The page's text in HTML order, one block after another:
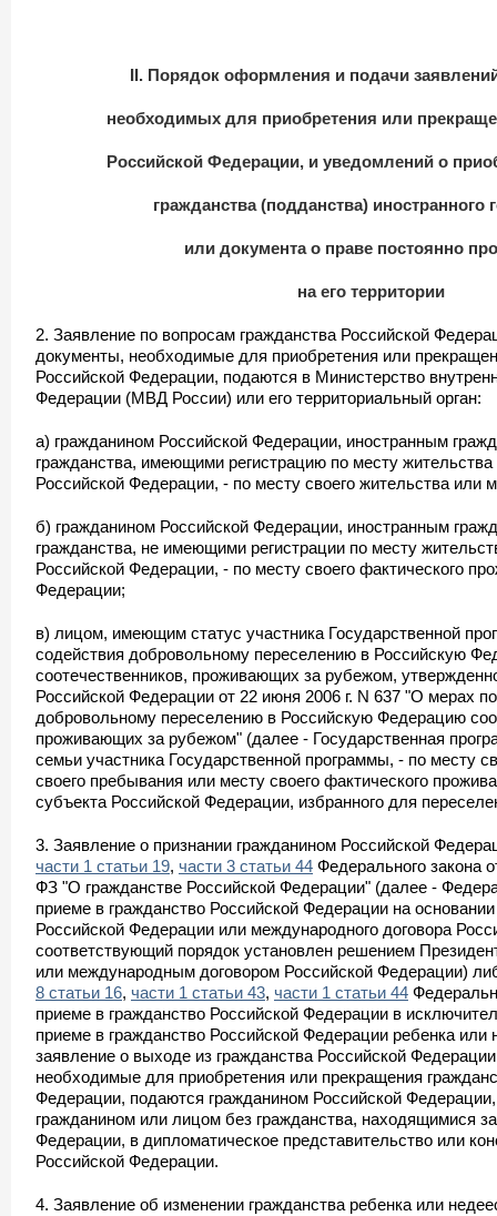
II. Порядок оформления и подачи
необходимых для приобретения или
Российской Федерации, и уведомлений о
гражданства (подданства) иностранного
или документа о праве постоянно
на его территории
2. Заявление по вопросам гражданства Российской
документы, необходимые для приобретения или
Российской Федерации, подаются в Министерство
Федерации (МВД России) или его территориальный орган:
а) гражданином Российской Федерации, иностранным
гражданства, имеющими регистрацию по месту
Российской Федерации, - по месту своего жительства или
б) гражданином Российской Федерации, иностранным
гражданства, не имеющими регистрации по месту
Российской Федерации, - по месту своего фактического
Федерации;
в) лицом, имеющим статус участника Государственной
содействия добровольному переселению в Российскую
соотечественников, проживающих за рубежом,
Российской Федерации от 22 июня 2006 г. N 637 "О мерах
добровольному переселению в Российскую Федерацию
проживающих за рубежом" (далее - Государственная
семьи участника Государственной программы, - по месту
своего пребывания или месту своего фактического
субъекта Российской Федерации, избранного для
3. Заявление о признании гражданином Российской
части 1 статьи 19, части 3 статьи 44 Федерального закона
ФЗ "О гражданстве Российской Федерации" (далее -
приеме в гражданство Российской Федерации на
Российской Федерации или международного договора
соответствующий порядок установлен решением
или международным договором Российской Федерации)
8 статьи 16, части 1 статьи 43, части 1 статьи 44
приеме в гражданство Российской Федерации в
приеме в гражданство Российской Федерации ребенка или
заявление о выходе из гражданства Российской
необходимые для приобретения или прекращения
Федерации, подаются гражданином Российской
гражданином или лицом без гражданства, находящимися
Федерации, в дипломатическое представительство или
Российской Федерации.
4. Заявление об изменении гражданства ребенка или